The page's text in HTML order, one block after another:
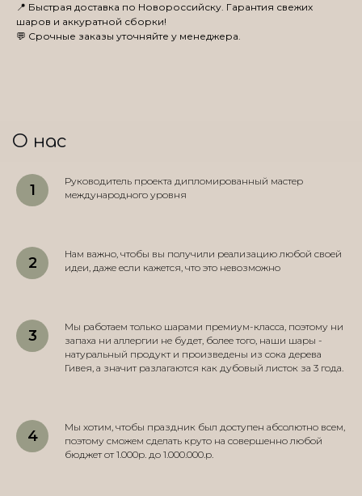
📍 Быстрая доставка по Новороссийску. Гарантия свежих
шаров и аккуратной сборки!
💬 Срочные заказы уточняйте у менеджера.
О нас
Руководитель проекта дипломированный мастер
международного уровня
Нам важно, чтобы вы получили реализацию любой своей
идеи, даже если кажется, что это невозможно
Мы работаем только шарами премиум-класса, поэтому ни
запаха ни аллергии не будет, более того, наши шары -
натуральный продукт и произведены из сока дерева
Гивея, а значит разлагаются как дубовый листок за 3 года.
Мы хотим, чтобы праздник был доступен абсолютно всем,
поэтому сможем сделать круто на совершенно любой
бюджет от 1.000р. до 1.000.000.р.